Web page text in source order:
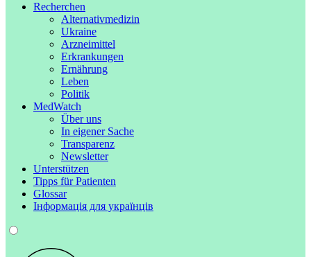
Recherchen
Alternativmedizin
Ukraine
Arzneimittel
Erkrankungen
Ernährung
Leben
Politik
MedWatch
Über uns
In eigener Sache
Transparenz
Newsletter
Unterstützen
Tipps für Patienten
Glossar
Інформація для українців